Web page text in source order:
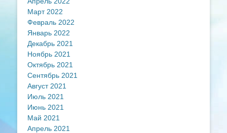
Март 2022
Февраль 2022
Январь 2022
Декабрь 2021
Ноябрь 2021
Октябрь 2021
Сентябрь 2021
Август 2021
Июль 2021
Июнь 2021
Май 2021
Апрель 2021